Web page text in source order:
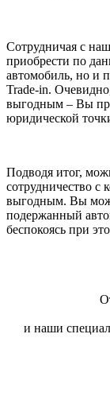
Сотрудничая с
приобрести по
автомобиль, но и
Trade-in.
выгодным – Вы
юридической
Подводя итог,
сотрудничество с
выгодным. Вы
подержанный
беспокоясь при
и наши